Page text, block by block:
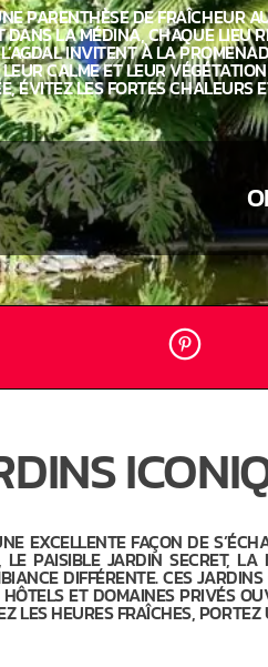
PARENTHÈSE DE FRAÎCHEUR
LA MÉDINA, CHAQUE LIEU
INVITENT À LA
CALME ET LEUR
ÉVITEZ LES FORTES CHALEURS
EXCELLENTE FAÇON DE
PAISIBLE JARDIN SECRET,
DIFFÉRENTE. CES
ET DOMAINES PRIVÉS
LES HEURES FRAÎCHES,